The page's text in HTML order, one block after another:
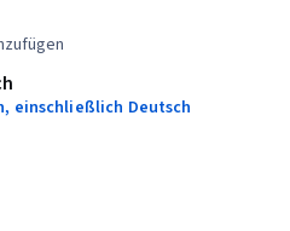
einschließlich Deutsch